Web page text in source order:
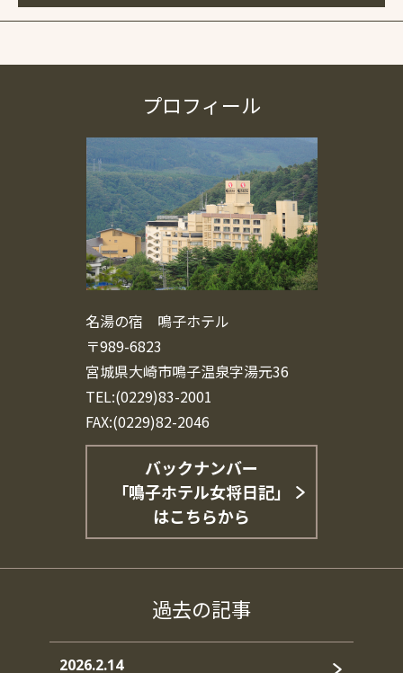
プロフィール
名湯の宿 鳴子ホテル
〒989-6823
宮城県大崎市鳴子温泉字湯元36
TEL:(0229)83-2001
FAX:(0229)82-2046
バックナンバー
「鳴子ホテル女将日記」
はこちらから
過去の記事
2026.2.14